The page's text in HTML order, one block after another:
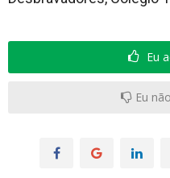
Eu
Eu